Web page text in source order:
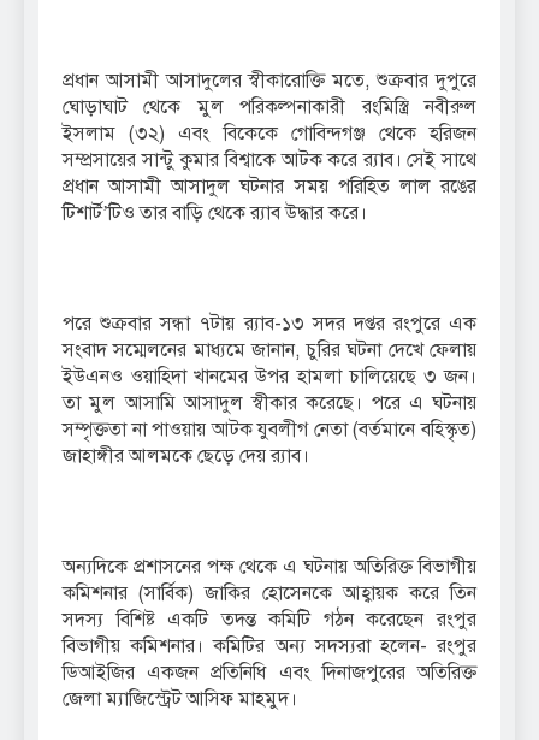
প্রধান আসামী আসাদুলের স্বীকারোক্তি মতে, শুক্রবার দুপুরে
ঘোড়াঘাট থেকে মুল পরিকল্পনাকারী রংমিস্ত্রি নবীরুল
ইসলাম (৩২) এবং বিকেকে গোবিন্দগঞ্জ থেকে হরিজন
সম্প্রসায়ের সান্টু কুমার বিশ্বাকে আটক করে র‌্যাব। সেই সাথে
প্রধান আসামী আসাদুল ঘটনার সময় পরিহিত লাল রঙের
টিশার্ট’টিও তার বাড়ি থেকে র‌্যাব উদ্ধার করে।
পরে শুক্রবার সন্ধা ৭টায় র‌্যাব-১৩ সদর দপ্তর রংপুরে এক
সংবাদ সম্মেলনের মাধ্যমে জানান, চুরির ঘটনা দেখে ফেলায়
ইউএনও ওয়াহিদা খানমের উপর হামলা চালিয়েছে ৩ জন।
তা মুল আসামি আসাদুল স্বীকার করেছে। পরে এ ঘটনায়
সম্পৃক্ততা না পাওয়ায় আটক যুবলীগ নেতা (বর্তমানে বহিস্কৃত)
জাহাঙ্গীর আলমকে ছেড়ে দেয় র‌্যাব।
অন্যদিকে প্রশাসনের পক্ষ থেকে এ ঘটনায় অতিরিক্ত বিভাগীয়
কমিশনার (সার্বিক) জাকির হোসেনকে আহ্বায়ক করে তিন
সদস্য বিশিষ্ট একটি তদন্ত কমিটি গঠন করেছেন রংপুর
বিভাগীয় কমিশনার। কমিটির অন্য সদস্যরা হলেন- রংপুর
ডিআইজির একজন প্রতিনিধি এবং দিনাজপুরের অতিরিক্ত
জেলা ম্যাজিস্ট্রেট আসিফ মাহমুদ।